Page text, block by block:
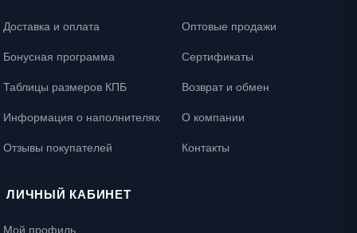
Доставка и оплата
Бонусная программа
Таблицы размеров КПБ
Информация о наполнителях
Отзывы покупателей
Оптовые продажи
Сертификаты
Возврат и обмен
О компании
Контакты
ЛИЧНЫЙ КАБИНЕТ
Мой профиль